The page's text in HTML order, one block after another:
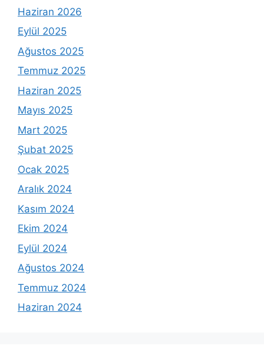
Haziran 2026
Eylül 2025
Ağustos 2025
Temmuz 2025
Haziran 2025
Mayıs 2025
Mart 2025
Şubat 2025
Ocak 2025
Aralık 2024
Kasım 2024
Ekim 2024
Eylül 2024
Ağustos 2024
Temmuz 2024
Haziran 2024